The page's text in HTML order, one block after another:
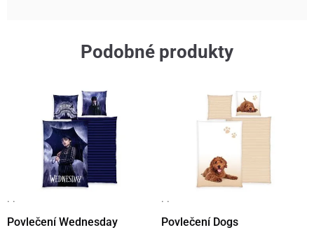
Podobné produkty
· ·
Povlečení Wednesday
· ·
Povlečení Dogs